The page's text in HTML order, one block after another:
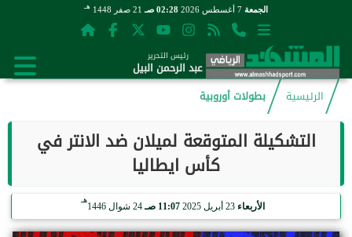
الجمعة 02:28 صـ 21 صفر 1448 هـ
رئيس التحرير
عبد الرحمن البيل
الرئيسية
بطولات أوروبية
التشكيلة المتوقعة لميلان ضد الانتر في
كأس ايطاليا
الأربعاء 11:07 صـ 24 شوال 1446
هـ